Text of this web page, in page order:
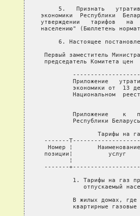
5.   Признать
экономики  Республики
утверждении   тарифов   на
населению" (Бюллетень
6. Настоящее
Первый заместитель
председатель
Приложение
экономики от  13
Национальном
Приложение    к
Республики
Тарифы на
-------
Номер ¦
позиции¦          услуг
¦
-------
1. Тарифы на газ
отпускаемый
В жилых домах, где
квартирные газовые